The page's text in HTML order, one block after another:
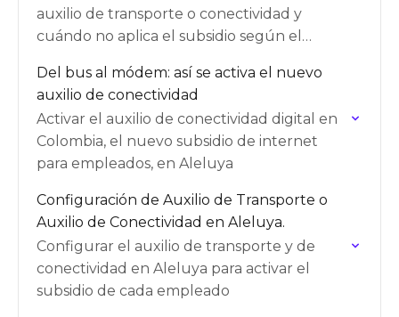
auxilio de transporte o conectividad y
cuándo no aplica el subsidio según el
Del bus al módem: así se activa el nuevo
auxilio de conectividad
Activar el auxilio de conectividad digital en
Colombia, el nuevo subsidio de internet
para empleados, en Aleluya
Configuración de Auxilio de Transporte o
Auxilio de Conectividad en Aleluya.
Configurar el auxilio de transporte y de
conectividad en Aleluya para activar el
subsidio de cada empleado